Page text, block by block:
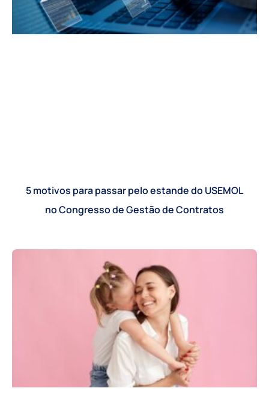
5 motivos para passar pelo estande do USEMOL
no Congresso de Gestão de Contratos